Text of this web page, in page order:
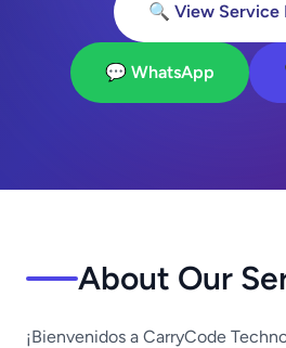
🔍 View Service
💬 WhatsApp
About Our
¡Bienvenidos a CarryCode